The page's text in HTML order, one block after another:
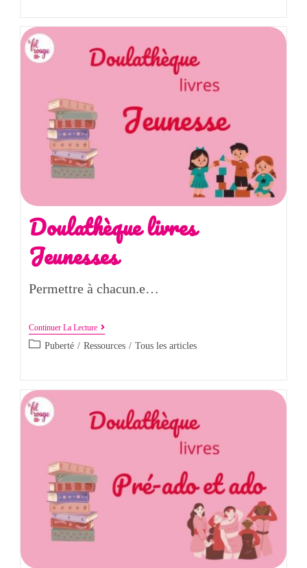
Doulathèque livres
Jeunesses
Permettre à chacun.e…
Continuer La Lecture
Puberté / Ressources / Tous les articles